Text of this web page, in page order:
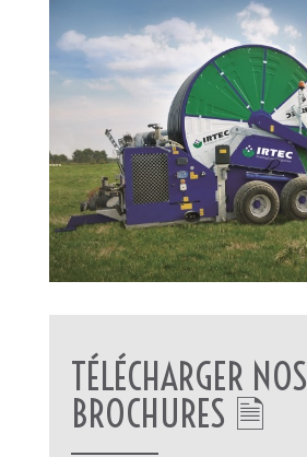
TÉLÉCHARGER NOS
BROCHURES 🗎